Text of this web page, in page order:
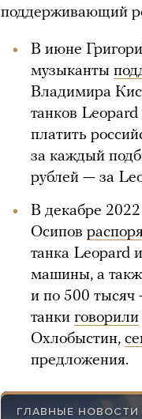
поддерживающий
В июне
музыканты
Владимира
танков
платить
за каждый
рублей — за
В декабре 2022
Осипов
танка Leopard
машины, а
и по 500 тысяч
танки говорили
Охлобыстин,
предложения.
ГЛАВНЫЕ НОВОСТИ